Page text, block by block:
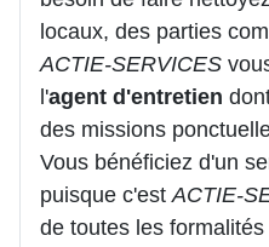
locaux, des parties
ACTIE-SERVICES
l'agent d'entretien
des missions
Vous bénéficiez d'un
puisque c'estACTIE-
de toutes les